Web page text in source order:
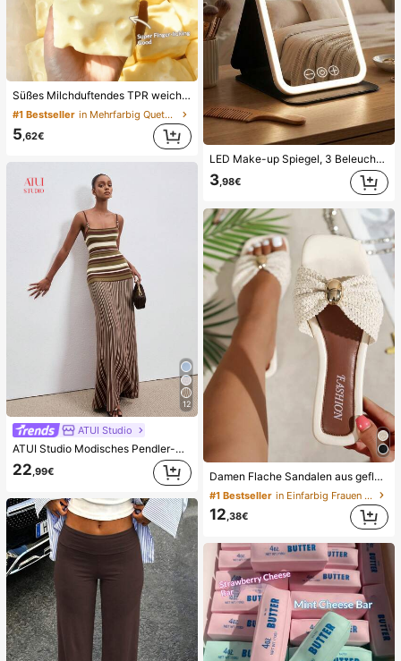
Süßes Milchduftendes TPR weiches quetschbares Dumpling-förmiges Stressabbau-Spielzeug, 5cm niedliches lustiges Quetsch-Stressabbau-Ornament, modisches praktisches Geschenk, geeignet für Geburtstag, Ostern, Halloween, Weihnachten und verschiedene Partygeschenke, stimmungsaufhellend
#1 Bestseller in Mehrfarbig Quetschspielzeug für Teenager
5 ,62€
12
ATUI Studio
ATUI Studio Modisches Pendler-Streifenkleid aus Strick für Damen, Sommer
22,99€
LED Make-up Spiegel, 3 Beleuchtungsmodi, einstellbare Helligkeit, tragbares faltbares Design, geeignet für Zuhause, Reisen oder Studentenwohnheim, perfektes Geschenk für Frauen zu Feiertagen, Geburtstagen oder Muttertag
3,98€
Damen Flache Sandalen aus geflochtenem Stroh mit Schleife und Metalldekor, bequemer minimalistischer Stil für Urlaub, Strand, Zuhause, tägliche Nutzung, weiße geflochtene offene Zehen Pantoffeln, Boho Chic
#1 Bestseller in Einfarbig Frauen Flache Sandalen
12,38€